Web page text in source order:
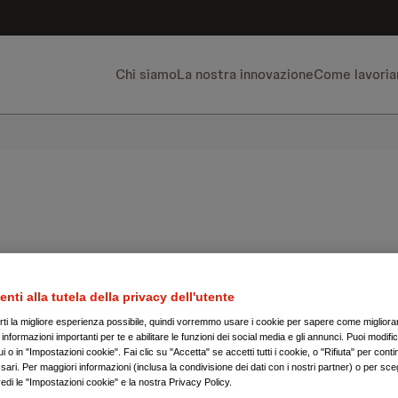
Chi siamoLa nostra innovazioneCome
alla tutela della privacy dell'utente
la migliore esperienza possibile, quindi vorremmo usare i cookie per sapere come
importanti per te e abilitare le funzioni dei social media e gli annunci. Puoi
o in "Impostazioni cookie". Fai clic su "Accetta" se accetti tutti i cookie, o "Rifiuta" per
Per maggiori informazioni (inclusa la condivisione dei dati con i nostri partner) o per
le "Impostazioni cookie" e la nostra Privacy Policy.